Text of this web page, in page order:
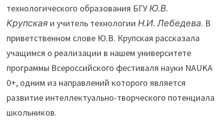
технологического образования БГУ Ю.В.
Крупская и учитель технологии Н.И. Лебедева. В
приветственном слове Ю.В. Крупская рассказала
учащимся о реализации в нашем университете
программы Всероссийского фестиваля науки NAUKA
0+, одним из направлений которого является
развитие интеллектуально-творческого потенциала
школьников.